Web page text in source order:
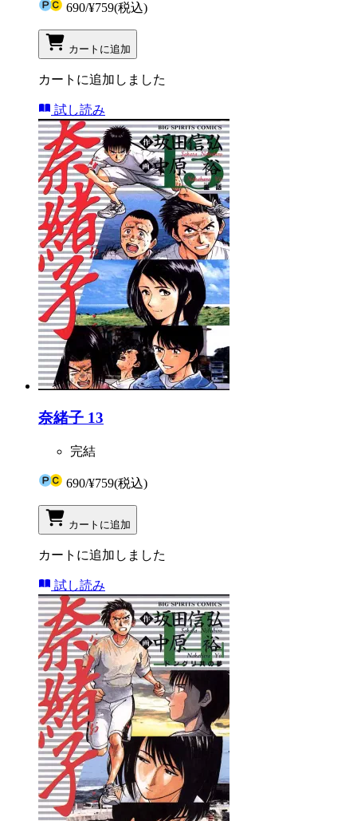
690/¥759(税込)
カートに追加
カートに追加しました
試し読み
奈緒子 13
完結
690/¥759(税込)
カートに追加
カートに追加しました
試し読み